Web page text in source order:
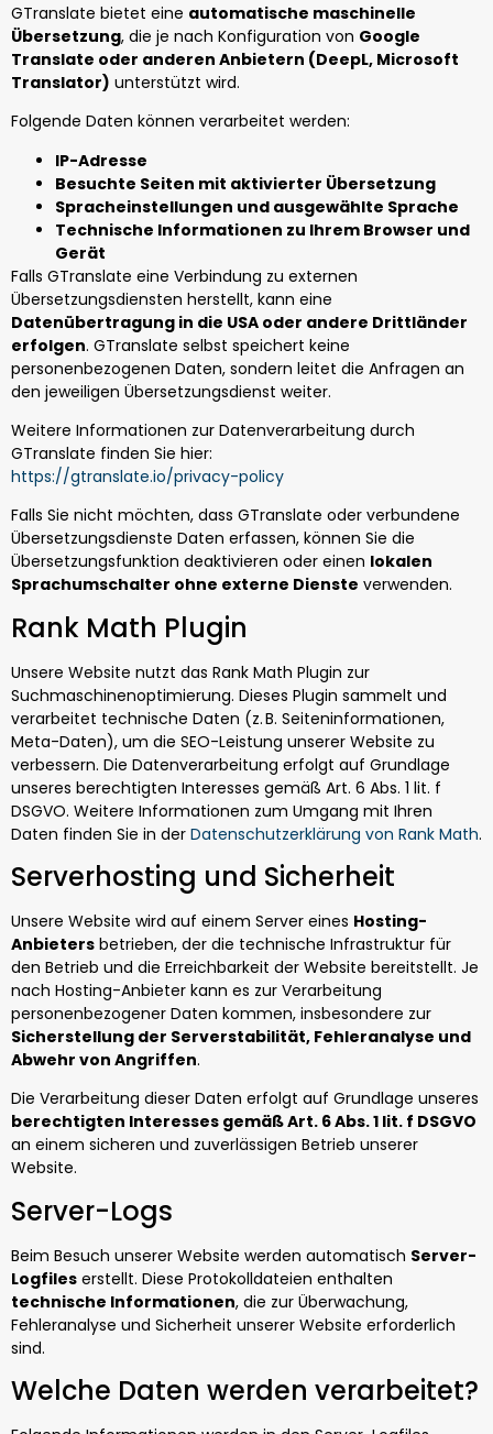
GTranslate bietet eine automatische maschinelle
Übersetzung, die je nach Konfiguration von Google
Translate oder anderen Anbietern (DeepL, Microsoft
Translator) unterstützt wird.
Folgende Daten können verarbeitet werden:
IP-Adresse
Besuchte Seiten mit aktivierter Übersetzung
Spracheinstellungen und ausgewählte Sprache
Technische Informationen zu Ihrem Browser und
Gerät
Falls GTranslate eine Verbindung zu externen
Übersetzungsdiensten herstellt, kann eine
Datenübertragung in die USA oder andere Drittländer
erfolgen. GTranslate selbst speichert keine
personenbezogenen Daten, sondern leitet die Anfragen an
den jeweiligen Übersetzungsdienst weiter.
Weitere Informationen zur Datenverarbeitung durch
GTranslate finden Sie hier:
https://gtranslate.io/privacy-policy
Falls Sie nicht möchten, dass GTranslate oder verbundene
Übersetzungsdienste Daten erfassen, können Sie die
Übersetzungsfunktion deaktivieren oder einen lokalen
Sprachumschalter ohne externe Dienste verwenden.
Rank Math Plugin
Unsere Website nutzt das Rank Math Plugin zur
Suchmaschinenoptimierung. Dieses Plugin sammelt und
verarbeitet technische Daten (z. B. Seiteninformationen,
Meta-Daten), um die SEO-Leistung unserer Website zu
verbessern. Die Datenverarbeitung erfolgt auf Grundlage
unseres berechtigten Interesses gemäß Art. 6 Abs. 1 lit. f
DSGVO. Weitere Informationen zum Umgang mit Ihren
Daten finden Sie in der Datenschutzerklärung von Rank Math.
Serverhosting und Sicherheit
Unsere Website wird auf einem Server eines Hosting-
Anbieters betrieben, der die technische Infrastruktur für
den Betrieb und die Erreichbarkeit der Website bereitstellt. Je
nach Hosting-Anbieter kann es zur Verarbeitung
personenbezogener Daten kommen, insbesondere zur
Sicherstellung der Serverstabilität, Fehleranalyse und
Abwehr von Angriffen.
Die Verarbeitung dieser Daten erfolgt auf Grundlage unseres
berechtigten Interesses gemäß Art. 6 Abs. 1 lit. f DSGVO
an einem sicheren und zuverlässigen Betrieb unserer
Website.
Server-Logs
Beim Besuch unserer Website werden automatisch Server-
Logfiles erstellt. Diese Protokolldateien enthalten
technische Informationen, die zur Überwachung,
Fehleranalyse und Sicherheit unserer Website erforderlich
sind.
Welche Daten werden verarbeitet?